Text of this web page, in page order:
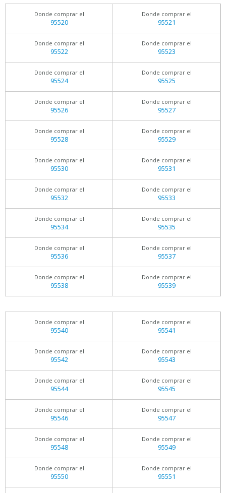
Donde comprar el
95520
Donde comprar el
95521
Donde comprar el
95522
Donde comprar el
95523
Donde comprar el
95524
Donde comprar el
95525
Donde comprar el
95526
Donde comprar el
95527
Donde comprar el
95528
Donde comprar el
95529
Donde comprar el
95530
Donde comprar el
95531
Donde comprar el
95532
Donde comprar el
95533
Donde comprar el
95534
Donde comprar el
95535
Donde comprar el
95536
Donde comprar el
95537
Donde comprar el
95538
Donde comprar el
95539
Donde comprar el
95540
Donde comprar el
95541
Donde comprar el
95542
Donde comprar el
95543
Donde comprar el
95544
Donde comprar el
95545
Donde comprar el
95546
Donde comprar el
95547
Donde comprar el
95548
Donde comprar el
95549
Donde comprar el
95550
Donde comprar el
95551